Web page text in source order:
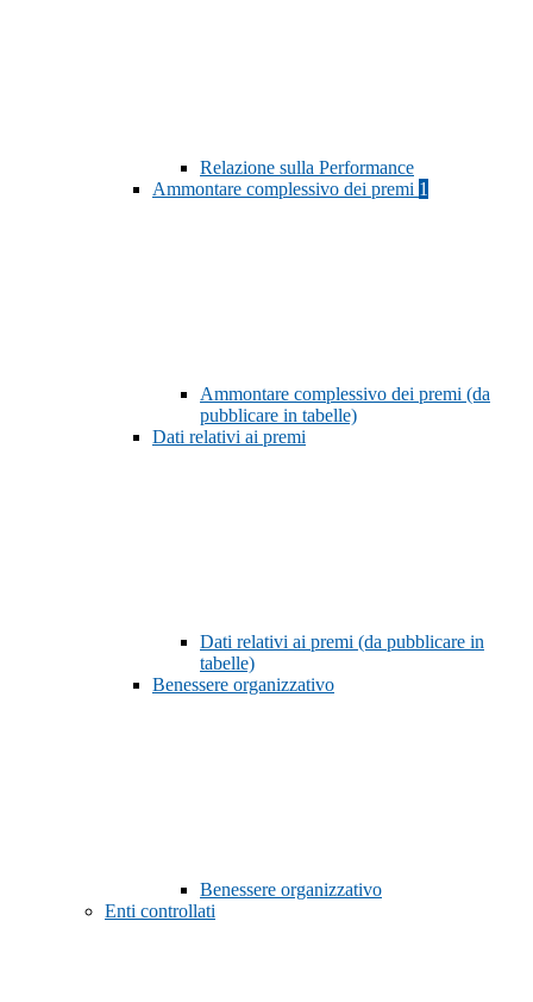
Relazione sulla Performance
Ammontare complessivo dei premi 1
Ammontare complessivo dei premi (da
pubblicare in tabelle)
Dati relativi ai premi
Dati relativi ai premi (da pubblicare in
tabelle)
Benessere organizzativo
Benessere organizzativo
Enti controllati